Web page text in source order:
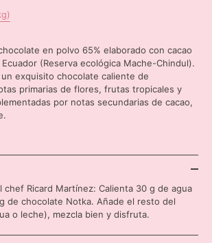
en polvo 65% elaborado con cacao
(Reserva ecológica Mache-Chindul).
un exquisito chocolate caliente de
primarias de flores, frutas tropicales y
por notas secundarias de cacao,
chef Ricard Martínez: Calienta 30 g de agua
de chocolate Notka. Añade el resto del
o leche), mezcla bien y disfruta.